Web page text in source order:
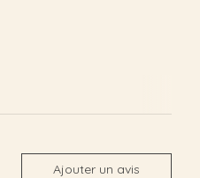
Ajouter un avis